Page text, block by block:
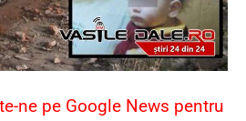
ne pe Google News pentru